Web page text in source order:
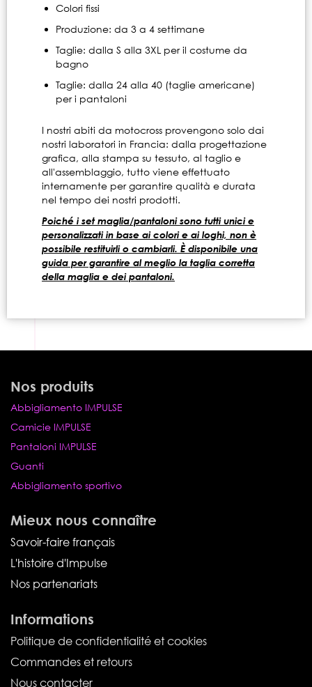
Colori fissi
Produzione: da 3 a 4 settimane
Taglie: dalla S alla 3XL per il costume da
bagno
Taglie: dalla 24 alla 40 (taglie americane)
per i pantaloni
I nostri abiti da motocross provengono solo dai
nostri laboratori in Francia: dalla progettazione
grafica, alla stampa su tessuto, al taglio e
all'assemblaggio, tutto viene effettuato
internamente per garantire qualità e durata
nel tempo dei nostri prodotti.
Poiché i set maglia/pantaloni sono tutti unici e
personalizzati in base ai colori e ai loghi, non è
possibile restituirli o cambiarli. È disponibile una
guida per garantire al meglio la taglia corretta
della maglia e dei pantaloni.
Nos produits
Abbigliamento IMPULSE
Camicie IMPULSE
Pantaloni IMPULSE
Guanti
Abbigliamento sportivo
Mieux nous connaître
Savoir-faire français
L'histoire d'Impulse
Nos partenariats
Informations
Politique de confidentialité et cookies
Commandes et retours
Nous contacter